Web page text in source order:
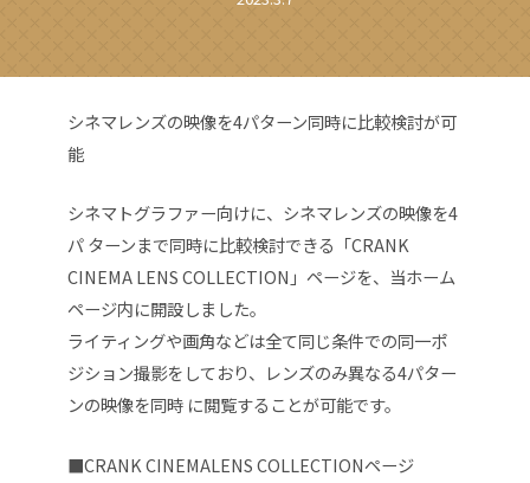
シネマレンズの映像を4パターン同時に⽐較検討が可
能
シネマトグラファー向けに、シネマレンズの映像を4
パ ターンまで同時に⽐較検討できる「CRANK
CINEMA LENS COLLECTION」ページを、当ホーム
ページ内に開設しました。
ライティングや画⾓などは全て同じ条件での同⼀ポ
ジション撮影をしており、レンズのみ異なる4パター
ンの映像を同時 に閲覧することが可能です。
■CRANK CINEMALENS COLLECTIONページ